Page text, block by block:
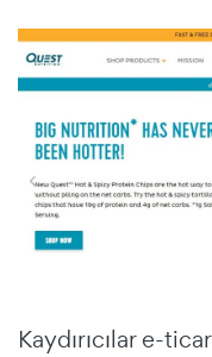
Kaydırıcılar e-